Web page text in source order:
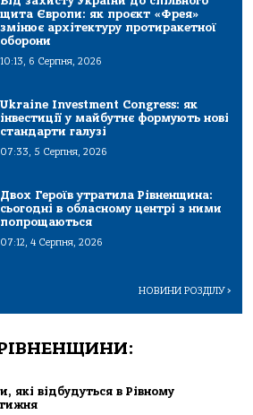
щита Європи: як проєкт «Фрея»
змінює архітектуру протиракетної
оборони
10:13, 6 Серпня, 2026
Ukraine Investment Congress: як
інвестиції у майбутнє формують нові
стандарти галузі
07:33, 5 Серпня, 2026
Двох Героїв утратила Рівненщина:
сьогодні в обласному центрі з ними
попрощаються
07:12, 4 Серпня, 2026
НОВИНИ РОЗДІЛУ>
які відбудуться в Рівному